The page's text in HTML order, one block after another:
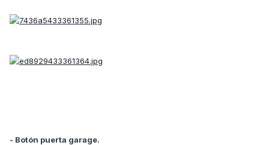
- Botón puerta garage.